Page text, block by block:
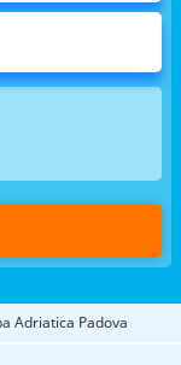
Adriatica Padova